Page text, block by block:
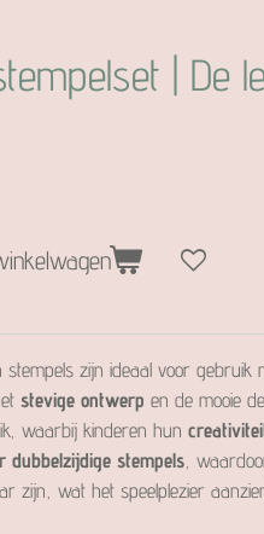
| De
stempels zijn ideaal voor gebruik
stevige ontwerp en de mooie
waarbij kinderen hun
dubbelzijdige stempels ,
zijn, wat het speelplezier